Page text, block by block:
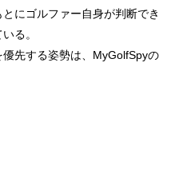
にゴルファー自身が判断でき
る。
先する姿勢は、MyGolfSpyの